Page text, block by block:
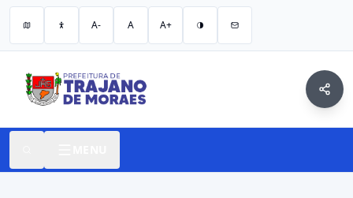
A- A A+